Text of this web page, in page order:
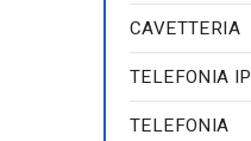
CAVETTERIA
TELEFONIA IP
TELEFONIA